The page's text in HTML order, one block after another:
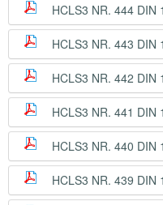
HCLS3 NR. 444 DIN
HCLS3 NR. 443 DIN
HCLS3 NR. 442 DIN
HCLS3 NR. 441 DIN
HCLS3 NR. 440 DIN
HCLS3 NR. 439 DIN